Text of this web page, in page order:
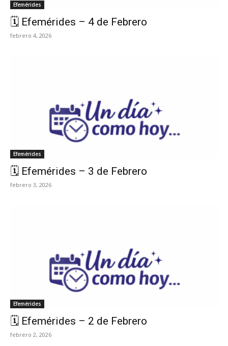
Efemérides
🗓️ Efemérides – 4 de Febrero
febrero 4, 2026
Efemérides
🗓️ Efemérides – 3 de Febrero
febrero 3, 2026
Efemérides
🗓️ Efemérides – 2 de Febrero
febrero 2, 2026